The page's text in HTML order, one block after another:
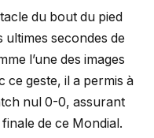
du bout du pied
secondes de
l’une des images
ce geste, il a permis à
nul 0-0, assurant
de ce Mondial.